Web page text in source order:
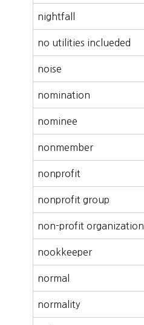
nightfall
no utilities inclueded
noise
nomination
nominee
nonmember
nonprofit
nonprofit group
non-profit organization
nookkeeper
normal
normality